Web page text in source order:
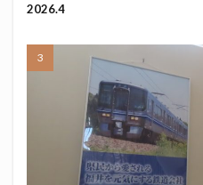
2026.4